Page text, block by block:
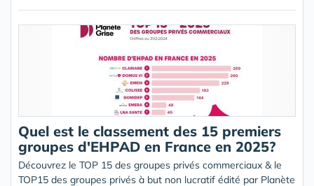
Quel est le classement des 15 premiers
groupes d'EHPAD en France en 2025?
Découvrez le TOP 15 des groupes privés commerciaux & le
TOP15 des groupes privés à but non lucratif édité par Planète